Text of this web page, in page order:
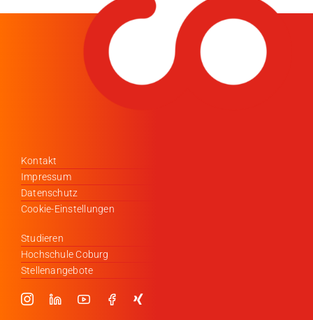
Kontakt
Impressum
Datenschutz
Cookie-Einstellungen
Studieren
Hochschule Coburg
Stellenangebote